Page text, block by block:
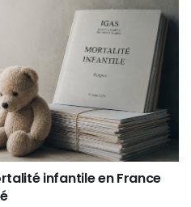
infantile en France